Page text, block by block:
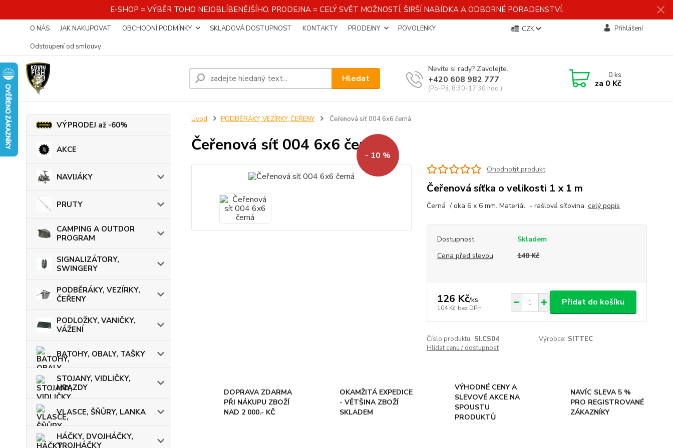
E-SHOP = VÝBĚR TOHO NEJOBLÍBENĚJŠÍHO. PRODEJNA = CELÝ SVĚT MOŽNOSTÍ, ŠIRŠÍ NABÍDKA A ODBORNÉ PORADENSTVÍ.
O NÁS JAK NAKUPOVAT OBCHODNÍ PODMÍNKY SKLADOVÁ DOSTUPNOST KONTAKTY PRODEJNY
POVOLENKY
Odstoupení od smlouvy
CZK Přihlášení
Hledat
Nevíte si rady? Zavolejte.
+420 608 982 777
(Po-Pá, 8:30-17:30 hod.)
0ks
za 0 Kč
VÝPRODEJ až -60%
AKCE
NAVIJÁKY
PRUTY
CAMPING A OUTDOR
PROGRAM
SIGNALIZÁTORY,
SWINGERY
PODBĚRÁKY, VEZÍRKY,
ČEŘENY
PODLOŽKY, VANIČKY,
VÁŽENÍ
BATOHY, OBALY, TAŠKY
STOJANY, VIDLIČKY,
HRAZDY
VLASCE, ŠŇŮRY, LANKA
HÁČKY, DVOJHÁČKY,
TROJHÁČKY
Úvod PODBĚRÁKY, VEZÍRKY, ČEŘENY Čeřenová síť 004 6x6 černá
Čeřenová síť 004 6x6 černá
- 10 %
Ohodnotit produkt
Čeřenová síťka o velikosti 1 x 1 m
Černá / oka 6 x 6 mm. Materiál - rašlová síťovina. celý popis
Dostupnost
Skladem
Cena před slevou
140 Kč
126 Kč/ks
104 Kč bez DPH
Přidat do košíku
Číslo produktu: SI.CS04 Výrobce: SITTEC
Hlídat cenu / dostupnost
DOPRAVA ZDARMA
PŘI NÁKUPU ZBOŽÍ
NAD 2 000.- KČ
OKAMŽITÁ EXPEDICE
- VĚTŠINA ZBOŽÍ
SKLADEM
VÝHODNÉ CENY A
SLEVOVÉ AKCE NA
SPOUSTU
PRODUKTŮ
NAVÍC SLEVA 5 %
PRO REGISTROVANÉ
ZÁKAZNÍKY